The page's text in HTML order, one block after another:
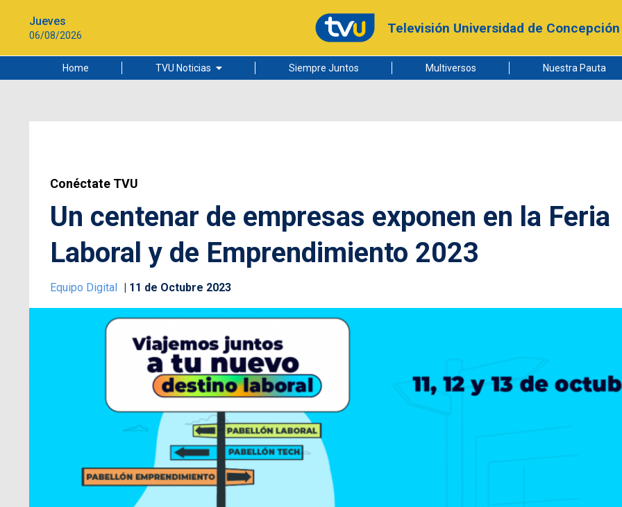
Jueves
06/08/2026 Televisión Universidad de Concepción
Home TVU Noticias
Ciudad
Siempre Juntos Multiversos Nuestra Pauta
Conéctate TVU
Un centenar de empresas exponen en la Feria
Laboral y de Emprendimiento 2023
Equipo Digital 11 de Octubre 2023